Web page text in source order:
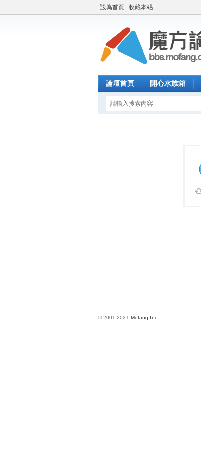
設為首頁 收藏本站
論壇首頁 開心水族箱
© 2001-2021 Mofang Inc.